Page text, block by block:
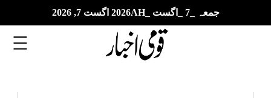
جمعہ _7 _اگست _2026AH اگست 7, 2026
☰